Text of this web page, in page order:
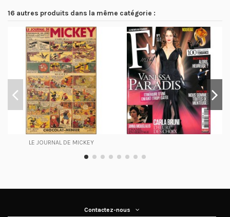
16 autres produits dans la même catégorie :
LE JOURNAL DE MICKEY
Contactez-nous